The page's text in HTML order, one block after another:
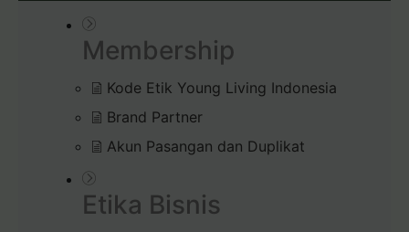
Membership
Kode Etik Young Living Indonesia
Brand Partner
Akun Pasangan dan Duplikat
Etika Bisnis